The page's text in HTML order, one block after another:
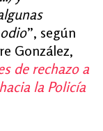
”, según
González,
de rechazo a
la Policía